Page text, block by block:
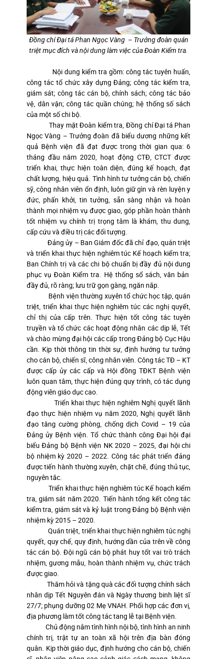
Đồng chí Đại tá Phan Ngọc Vàng – Trưởng đoàn quán
triệt mục đích và nội dung làm việc của Đoàn Kiểm tra.
Nội dung kiểm tra gồm: công tác tuyên huấn,
công tác tổ chức xây dựng Đảng; công tác kiểm tra,
giám sát; công tác cán bộ, chính sách; công tác bảo
vệ, dân vận; công tác quần chúng; hệ thống số sách
của một số chi bộ.
Thay mặt Đoàn kiểm tra, Đồng chí Đại tá Phan
Ngọc Vàng – Trưởng đoàn đã biểu dương những kết
quả Bệnh viện đã đạt được trong thời gian qua: 6
tháng đầu năm 2020, hoạt động CTĐ, CTCT được
triển khai, thực hiện toàn diện, đúng kế hoạch, đạt
chất lượng, hiệu quả. Tình hình tư tưởng cán bộ, chiến
sỹ, công nhân viên ổn định, luôn giữ gìn và rèn luyện y
đức, phấn khởi, tin tưởng, sẵn sàng nhận và hoàn
thành mọi nhiệm vụ được giao, góp phần hoàn thành
tốt nhiệm vụ chính trị trọng tâm là khám, thu dung,
cấp cứu và điều trị các đối tượng.
Đảng ủy – Ban Giám đốc đã chỉ đạo, quán triệt
và triển khai thực hiện nghiêm túc Kế hoạch kiểm tra;
Ban Chính trị và các chi bộ chuẩn bị đầy đủ nội dung
phục vụ Đoàn Kiểm tra. Hệ thống sổ sách, văn bản
đầy đủ, rõ ràng; lưu trữ gọn gàng, ngăn nắp.
Bệnh viện thường xuyên tổ chức học tập, quán
triệt, triển khai thực hiện nghiêm túc các nghị quyết,
chỉ thị của cấp trên. Thực hiện tốt công tác tuyên
truyền và tổ chức các hoạt động nhân các dịp lễ, Tết
và chào mừng đại hội các cấp trong Đảng bộ Cục Hậu
cần. Kịp thời thông tin thời sự, định hướng tư tưởng
cho cán bộ, chiến sĩ, công nhân viên. Công tác TĐ – KT
được cấp ủy các cấp và Hội đồng TĐKT Bệnh viện
luôn quan tâm, thực hiện đúng quy trình, có tác dụng
động viên giáo dục cao.
Triển khai thực hiện nghiêm Nghị quyết lãnh
đạo thực hiện nhiệm vụ năm 2020, Nghị quyết lãnh
đạo tăng cường phòng, chống dịch Covid – 19 của
Đảng ủy Bệnh viện. Tổ chức thành công Đại hội đại
biểu Đảng bộ Bệnh viện NK 2020 – 2025, đại hội chi
bộ nhiệm kỳ 2020 – 2022. Công tác phát triển đảng
được tiến hành thường xuyên, chặt chẽ, đúng thủ tục,
nguyên tắc.
Triển khai thực hiện nghiêm túc Kế hoạch kiểm
tra, giám sát năm 2020. Tiến hành tổng kết công tác
kiểm tra, giám sát và kỷ luật trong Đảng bộ Bệnh viện
nhiệm kỳ 2015 – 2020.
Quán triệt, triển khai thực hiện nghiêm túc nghị
quyết, quy chế, quy định, hướng dần của trên về công
tác cán bộ. Đội ngũ cán bộ phát huy tốt vai trò trách
nhiệm, gương mẫu, hoàn thành nhiệm vụ, chức trách
được giao.
Thăm hỏi và tặng quà các đối tượng chính sách
nhân dịp Tết Nguyên đán và Ngày thương binh liệt sĩ
27/7; phụng dưỡng 02 Mẹ VNAH. Phối hợp các đơn vị,
địa phương làm tốt công tác tang lễ tại Bệnh viện.
Chủ động nắm tình hình nội bộ, tình hình an ninh
chính trị, trật tự an toàn xã hội trên địa bàn đóng
quân. Kịp thời giáo dục, định hướng cho cán bộ, chiến